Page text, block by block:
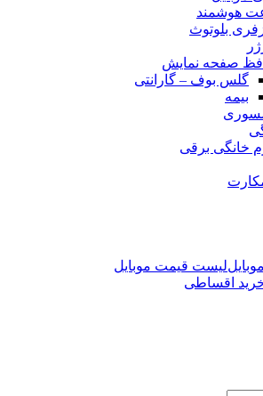
هوشمند
بلوتوث
صفحه نمایش
گلس بوف – گارانتی
بیمه
خانگی برقی
لیست قیمت موبایل
اقساطی